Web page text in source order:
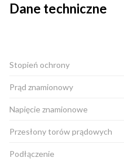
Dane techniczne
Stopień ochrony
Prąd znamionowy
Napięcie znamionowe
Przesłony torów prądowych
Podłączenie